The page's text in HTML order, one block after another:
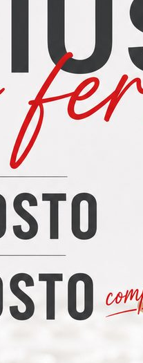
SAMSUNG 75 cm +
75 cm + TOP GRES +
della cucina CREO
dubbio uno dei modelli più
certamente in fascia
Mobili - composizione
nella produzione di mobili
Mobili componibile in
per arredare la zona
CUCINE CREO